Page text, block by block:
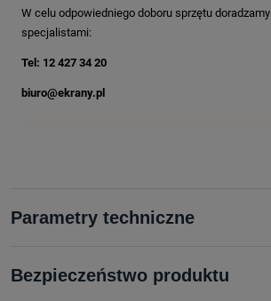
W celu odpowiedniego doboru sprzętu
specjalistami:
Tel: 12 427 34 20
biuro@ekrany.pl
Parametry techniczne
Bezpieczeństwo produktu